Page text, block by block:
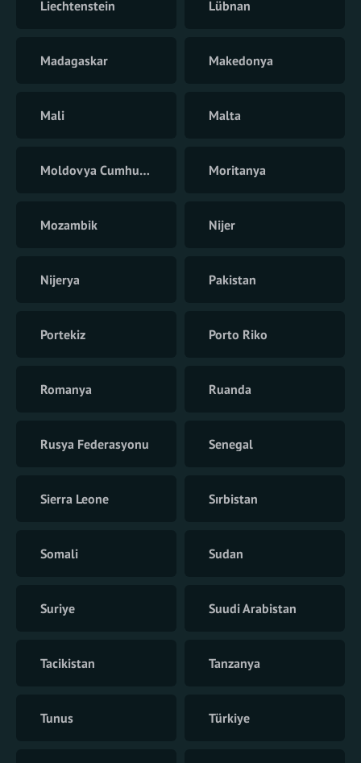
Liechtenstein Lübnan
Madagaskar Makedonya
Mali Malta
Moldovya Cumhuriyeti Moritanya
Mozambik Nijer
Nijerya Pakistan
Portekiz Porto Riko
Romanya Ruanda
Rusya Federasyonu Senegal
Sierra Leone Sırbistan
Somali Sudan
Suriye Suudi Arabistan
Tacikistan Tanzanya
Tunus Türkiye